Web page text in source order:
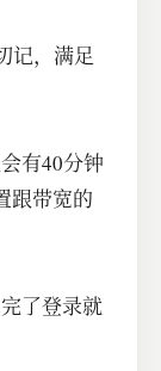
记，满足
有40分钟
跟带宽的
了登录就